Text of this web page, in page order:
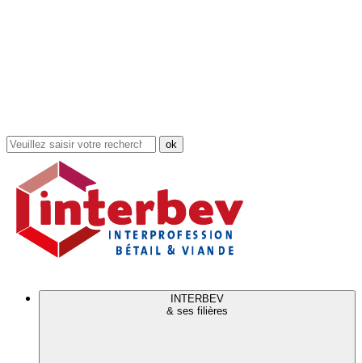
Rechercher
dans
site
INTERBEV
& ses filières